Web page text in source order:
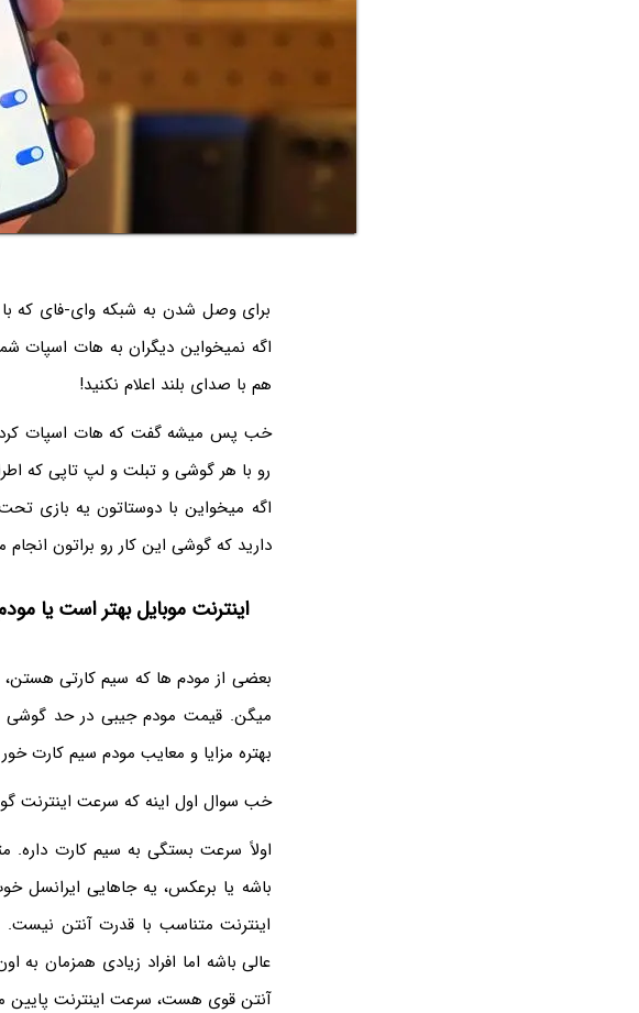
برای وصل شدن به شبکه وای-فای که
اگه نمیخواین دیگران به هات اسپات
هم با صدای بلند اعلام نکنید!
رو با هر گوشی و تبلت و لپ تاپی که
اگه میخواین با دوستاتون یه بازی
دارید که گوشی این کار رو براتون انجام
اینترنت موبایل بهتر است یا
بعضی از مودم ها که سیم کارتی هستن،
میگن. قیمت مودم جیبی در حد گوشی
بهتره مزایا و معایب مودم سیم کارت
خب سوال اول اینه که سرعت اینترنت
اولاً سرعت بستگی به سیم کارت داره.
باشه یا برعکس، یه جاهایی ایرانسل
اینترنت متناسب با قدرت آنتن نیست.
عالی باشه اما افراد زیادی همزمان به
آنتن قوی هست، سرعت اینترنت پایین